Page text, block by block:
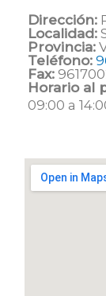
Dirección:
Localidad:
Provincia:
Teléfono:
Fax:
Horario al
09:00 a